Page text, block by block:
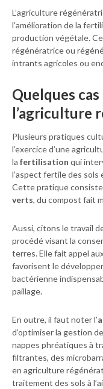
L’agriculture
l’amélioration de la
production végétale.
régénératrice ou
intrants agricoles ou
Quelques
l’agriculture
Plusieurs pratiques
l’exercice d’une
la fertilisation qui
l’aspect fertile des sols
Cette pratique
verts, du compost fait
Aussi, citons le travail
procédé visant la
terres. Elle fait appel
favorisent le
bactérienne
paillage.
En outre, il faut noter l’
d’optimiser la gestion
nappes phréatiques à
filtrantes, des
en agriculture
traitement des sols à